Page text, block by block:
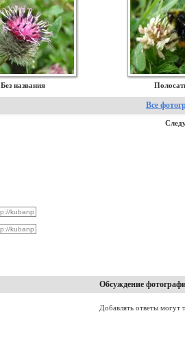
Без названия
Все
Обсуждение
Добавлять ответы могут